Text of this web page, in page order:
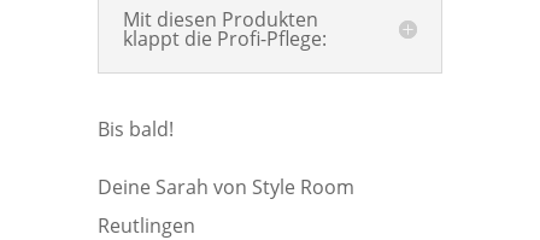
Mit diesen Produkten
klappt die Profi-Pflege:
Bis bald!
Deine Sarah von Style Room
Reutlingen